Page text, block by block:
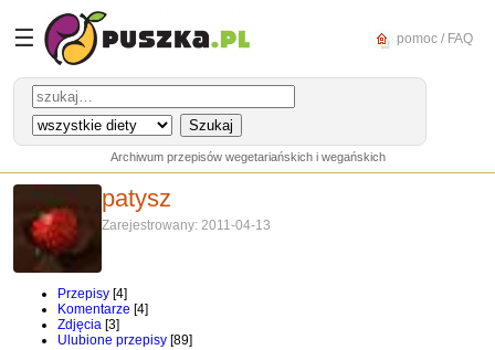
☰ pomoc / FAQ
Archiwum przepisów wegetariańskich i wegańskich
patysz
Zarejestrowany: 2011-04-13
Przepisy [4]
Komentarze [4]
Zdjęcia [3]
Ulubione przepisy [89]